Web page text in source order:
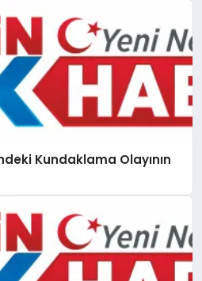
Kundaklama Olayının